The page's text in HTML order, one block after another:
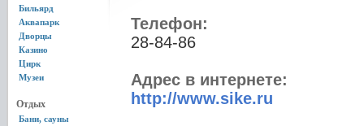
Бильярд
Аквапарк
Дворцы
Казино
Цирк
Музеи
Отдых
Бани, сауны
Телефон:
28-84-86
Адрес в интернете:
http://www.sike.ru